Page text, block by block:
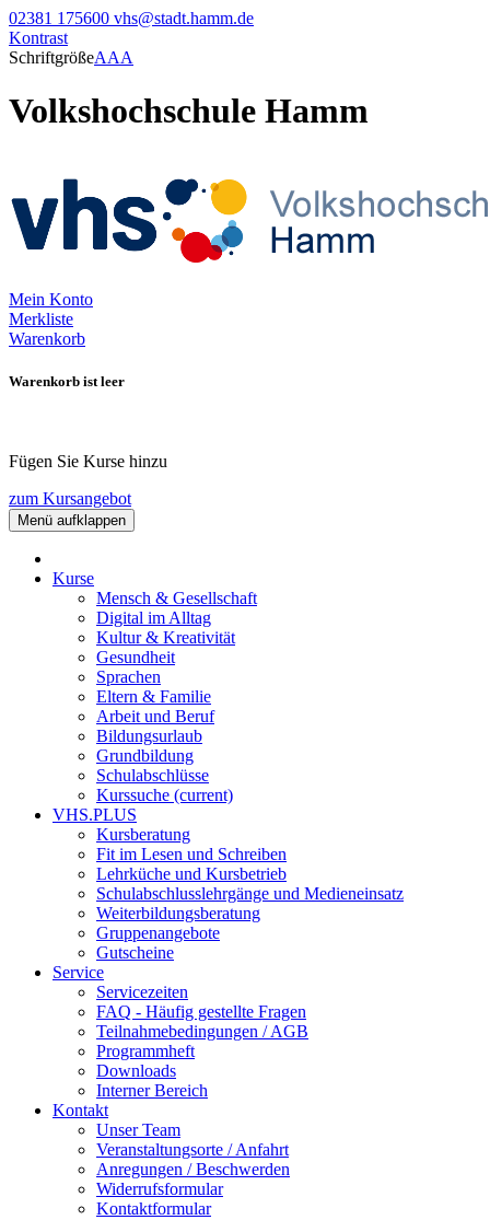
02381 175600 vhs@stadt.hamm.de
Kontrast
SchriftgrößeAAA
Volkshochschule Hamm
Mein Konto
Merkliste
Warenkorb
Warenkorb ist leer
Fügen Sie Kurse hinzu
zum Kursangebot
Menü aufklappen
Kurse
Mensch & Gesellschaft
Digital im Alltag
Kultur & Kreativität
Gesundheit
Sprachen
Eltern & Familie
Arbeit und Beruf
Bildungsurlaub
Grundbildung
Schulabschlüsse
Kurssuche (current)
VHS.PLUS
Kursberatung
Fit im Lesen und Schreiben
Lehrküche und Kursbetrieb
Schulabschlusslehrgänge und Medieneinsatz
Weiterbildungsberatung
Gruppenangebote
Gutscheine
Service
Servicezeiten
FAQ - Häufig gestellte Fragen
Teilnahmebedingungen / AGB
Programmheft
Downloads
Interner Bereich
Kontakt
Unser Team
Veranstaltungsorte / Anfahrt
Anregungen / Beschwerden
Widerrufsformular
Kontaktformular